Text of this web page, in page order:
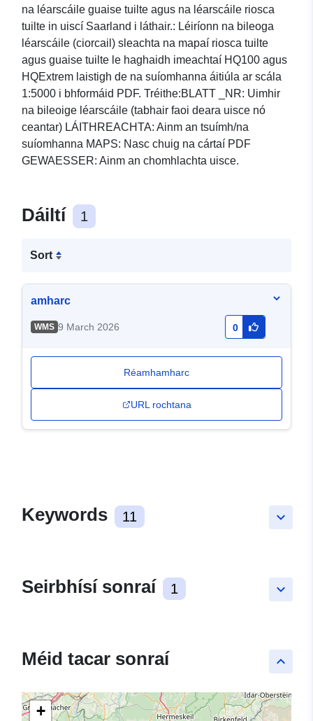
na léarscáile guaise tuilte agus na léarscáile riosca
tuilte in uiscí Saarland i láthair.: Léiríonn na bileoga
léarscáile (ciorcail) sleachta na mapaí riosca tuilte
agus guaise tuilte le haghaidh imeachtaí HQ100 agus
HQExtrem laistigh de na suíomhanna áitiúla ar scála
1:5000 i bhformáid PDF. Tréithe:BLATT _NR: Uimhir
na bileoige léarscáile (tabhair faoi deara uisce nó
ceantar) LÁITHREACHTA: Ainm an tsuímh/na
suíomhanna MAPS: Nasc chuig na cártaí PDF
GEWAESSER: Ainm an chomhlachta uisce.
Dáiltí 1
Sort
amharc
WMS 9 March 2026 0
Réamhamharc
URL rochtana
keyboard_arrow_down
Keywords 11
keyboard_arrow_down
Seirbhísí sonraí 1
keyboard_arrow_up
Méid tacar sonraí
+